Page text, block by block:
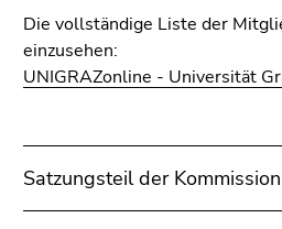
8)
Zur
Suche
(Zugriffstaste
Die vollständige Liste der
einzusehen:
UNIGRAZonline - Universität
Satzungsteil der Kommission